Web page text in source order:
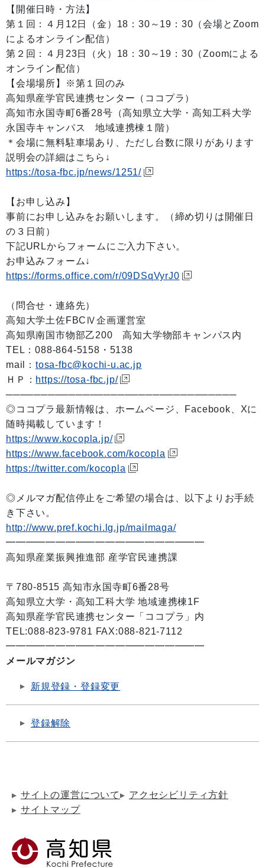
【開催日時・方法】
第１回：４月12日（金）18：30～19：30（会場とZoom
によるオンライン配信）
第２回：４月23日（火）18：30～19：30（Zoomによる
オンライン配信）
【会場場所】※第１回のみ
高知県産学官民連携センター（ココプラ）
高知市永国寺町6番28号（高知県立大学・高知工科大学
永国寺キャンパス 地域連携棟１階）
＊会場に無料駐車場あり、ただし台数に限りがあります
説明会の詳細はこちら↓
https://tosa-fbc.jp/news/1251/
【お申し込み】
事前にお申し込みをお願いします。（締め切りは開催日
の３日前）
下記URLからフォームにご入力下さい。
お申込みフォーム↓
https://forms.office.com/r/09DSqVyrJ0
（問合せ・連絡先）
高知大学土佐FBCⅣ企画運営室
高知県南国市物部乙200 高知大学物部キャンパス内
TEL：088-864-5158・5138
mail： tosa-fbc@kochi-u.ac.jp
ＨＰ： https://tosa-fbc.jp/
─────────────────────────────────
◎ココプラ最新情報は、ホームページ、Facebook、Xに
随時掲載しています！
https://www.kocopla.jp/
https://www.facebook.com/kocopla
https://twitter.com/kocopla
◎メルマガ配信停止をご希望の場合は、以下よりお手続
き下さい。
http://www.pref.kochi.lg.jp/mailmaga/
━━━━━━━━━━━━━━━━━━━━
高知県産業振興推進部 産学官民連携課
〒780-8515 高知市永国寺町6番28号
高知県立大学・高知工科大学 地域連携棟1F
高知県産学官民連携センター「ココプラ」内
TEL:088-823-9781 FAX:088-821-7112
━━━━━━━━━━━━━━━━━━━━
メールマガジン
新規登録・登録変更
登録解除
サイトの運営について
アクセシビリティ方針
サイトマップ